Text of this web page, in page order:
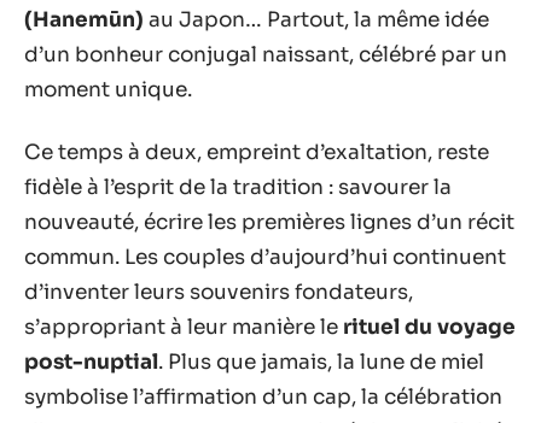
(Hanemūn) au Japon… Partout, la même idée
d’un bonheur conjugal naissant, célébré par un
moment unique.
Ce temps à deux, empreint d’exaltation, reste
fidèle à l’esprit de la tradition : savourer la
nouveauté, écrire les premières lignes d’un récit
commun. Les couples d’aujourd’hui continuent
d’inventer leurs souvenirs fondateurs,
s’appropriant à leur manière le rituel du voyage
post-nuptial. Plus que jamais, la lune de miel
symbolise l’affirmation d’un cap, la célébration